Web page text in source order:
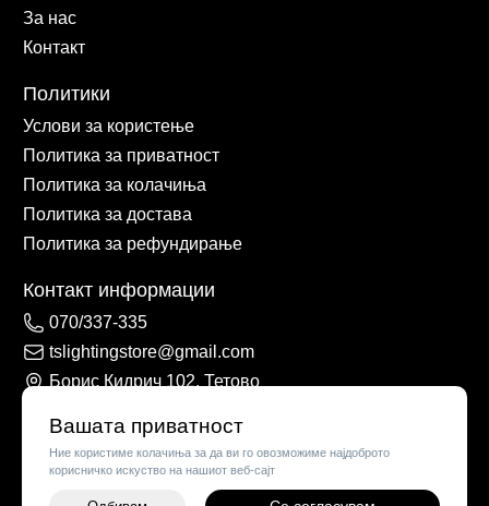
Вашата приватност
Ние користиме колачиња за да ви го овозможиме најдоброто
корисничко искуство на нашиот веб-сајт
За нас
Контакт
Политики
Услови за користење
Политика за приватност
Политика за колачиња
Политика за достава
Политика за рефундирање
Контакт информации
070/337-335
tslightingstore@gmail.com
Борис Кидрич 102, Тетово